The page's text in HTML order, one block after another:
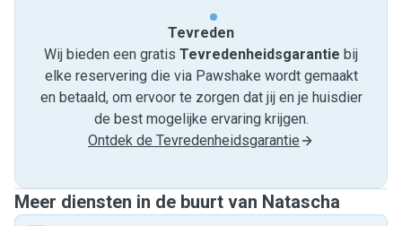
Tevreden
Wij bieden een gratis Tevredenheids­garantie bij
elke reservering die via Pawshake wordt gemaakt
en betaald, om ervoor te zorgen dat jij en je huisdier
de best mogelijke ervaring krijgen.
Ontdek de Tevredenheidsgarantie
Meer diensten in de buurt van Natascha